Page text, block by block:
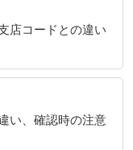
店コードとの違い
い、確認時の注意